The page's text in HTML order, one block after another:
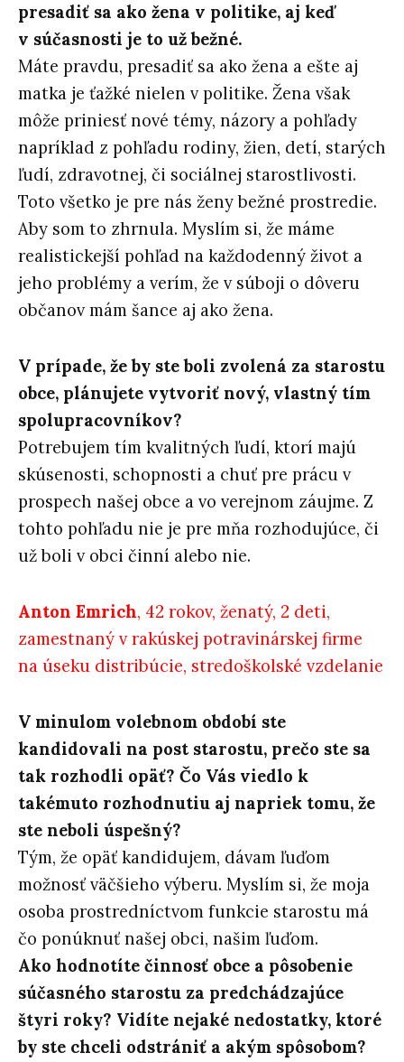
presadiť sa ako žena v politike, aj keď
v súčasnosti je to už bežné.
Máte pravdu, presadiť sa ako žena a ešte aj
matka je ťažké nielen v politike. Žena však
môže priniesť nové témy, názory a pohľady
napríklad z pohľadu rodiny, žien, detí, starých
ľudí, zdravotnej, či sociálnej starostlivosti.
Toto všetko je pre nás ženy bežné prostredie.
Aby som to zhrnula. Myslím si, že máme
realistickejší pohľad na každodenný život a
jeho problémy a verím, že v súboji o dôveru
občanov mám šance aj ako žena.
V prípade, že by ste boli zvolená za starostu
obce, plánujete vytvoriť nový, vlastný tím
spolupracovníkov?
Potrebujem tím kvalitných ľudí, ktorí majú
skúsenosti, schopnosti a chuť pre prácu v
prospech našej obce a vo verejnom záujme. Z
tohto pohľadu nie je pre mňa rozhodujúce, či
už boli v obci činní alebo nie.
Anton Emrich, 42 rokov, ženatý, 2 deti,
zamestnaný v rakúskej potravinárskej firme
na úseku distribúcie, stredoškolské vzdelanie
V minulom volebnom období ste
kandidovali na post starostu, prečo ste sa
tak rozhodli opäť? Čo Vás viedlo k
takémuto rozhodnutiu aj napriek tomu, že
ste neboli úspešný?
Tým, že opäť kandidujem, dávam ľuďom
možnosť väčšieho výberu. Myslím si, že moja
osoba prostredníctvom funkcie starostu má
čo ponúknuť našej obci, našim ľuďom.
Ako hodnotíte činnosť obce a pôsobenie
súčasného starostu za predchádzajúce
štyri roky? Vidíte nejaké nedostatky, ktoré
by ste chceli odstrániť a akým spôsobom?